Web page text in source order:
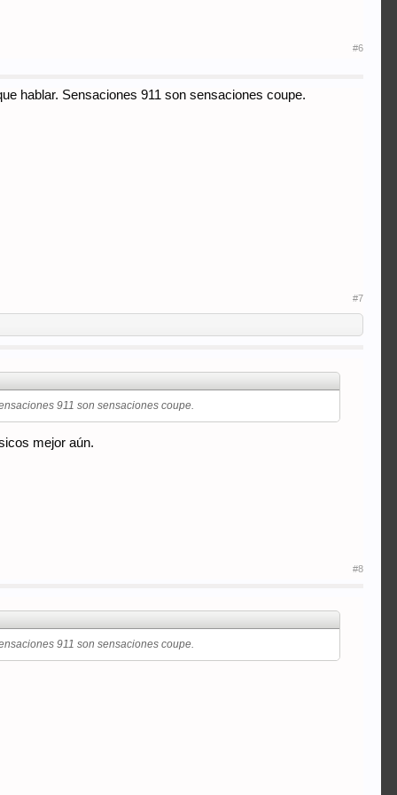
#6
hablar. Sensaciones 911 son sensaciones coupe.
#7
911 son sensaciones coupe.
mejor aún.
#8
911 son sensaciones coupe.